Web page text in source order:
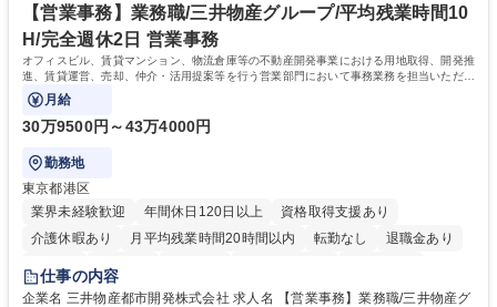
社員から頼られる存在になることができます。平均19:30の退勤以降の業
務の持ち帰りも禁止されており、メリハリのある働き方となります。 学
歴・資格 学歴：大学院 大学 高専 短大 語学力： 資格：
【営業事務】業務職/三井物産グループ/平均残業時間10
H/完全週休2日 営業事務
オフィスビル、賃貸マンション、物流倉庫等の不動産開発事業における用地取得、開発推
進、賃貸運営、売却、仲介・活用提案等を行う営業部門において事務業務を担当いただき
ます。
月給
30万9500円～43万4000円
勤務地
東京都港区
業界未経験歓迎
年間休日120日以上
資格取得支援あり
介護休暇あり
月平均残業時間20時間以内 転勤なし
退職金あり
在宅OK
賞与あり
駅近5分以内
土日祝休み 寮・社宅あり
仕事の内容
企業名 三井物産都市開発株式会社 求人名 【営業事務】業務職/三井物産グ